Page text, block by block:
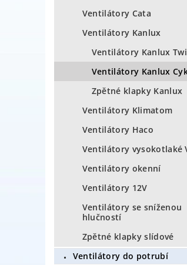
Ventilátory Cata
Ventilátory Kanlux
Ventilátory Kanlux
Ventilátory Kanlux
Zpětné klapky Kanlux
Ventilátory Klimatom
Ventilátory Haco
Ventilátory vysokotlaké
Ventilátory okenní
Ventilátory 12V
Ventilátory se sníženou
hlučností
Zpětné klapky slídové
Ventilátory do potrubí